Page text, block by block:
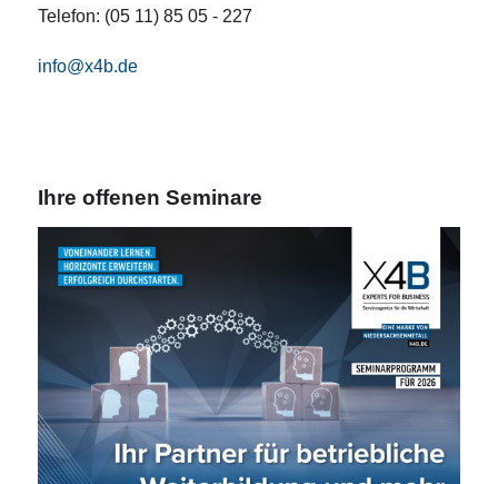
Telefon: (05 11) 85 05 - 227
info@x4b.de
Ihre offenen Seminare